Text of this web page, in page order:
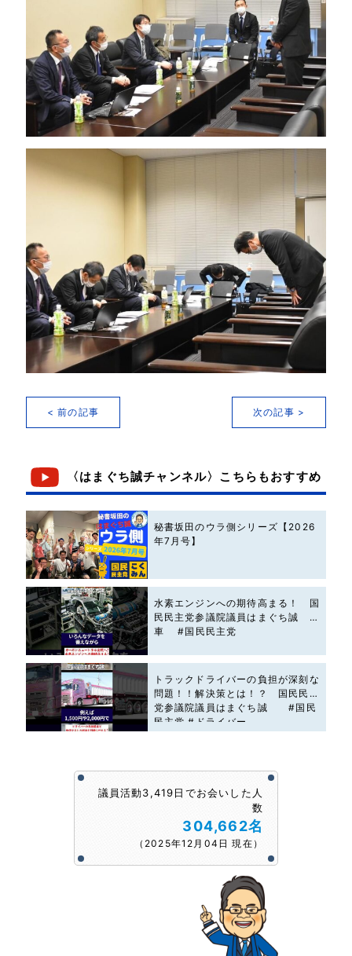
< 前の記事 次の記事 >
〈はまぐち誠チャンネル〉こちらもおすすめ
秘書坂田のウラ側シリーズ【2026
年7月号】
水素エンジンへの期待高まる！ 国
民民主党参議院議員はまぐち誠 #
車 #国民民主党
トラックドライバーの負担が深刻な
問題！！解決策とは！？ 国民民主
党参議院議員はまぐち誠 #国民
民主党 #ドライバー
議員活動3,419日でお会いした人
数
304,662名
（2025年12月04日 現在）